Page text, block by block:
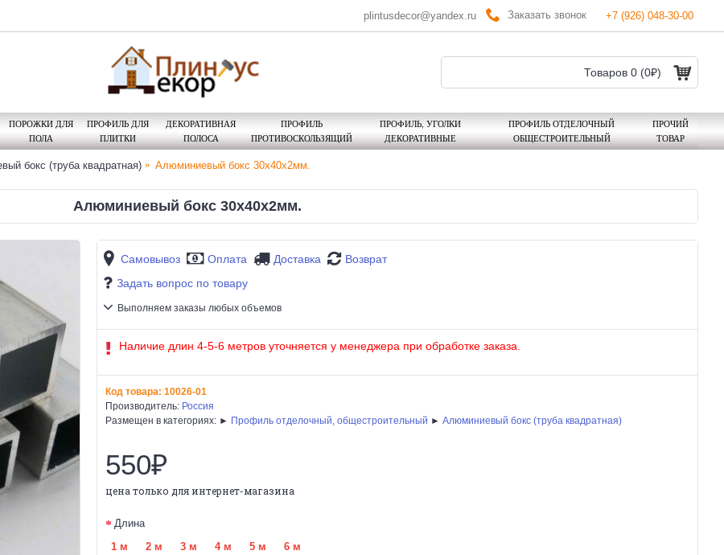
plintusdecor@yandex.ru Заказать звонок +7 (926) 048-30-00
Товаров 0 (0₽)
ПОРОЖКИ ДЛЯ
ПОЛА
ПРОФИЛЬ ДЛЯ
ПЛИТКИ
ДЕКОРАТИВНАЯ
ПОЛОСА
ПРОФИЛЬ
ПРОТИВОСКОЛЬЗЯЩИЙ
ПРОФИЛЬ, УГОЛКИ
ДЕКОРАТИВНЫЕ
ПРОФИЛЬ ОТДЕЛОЧНЫЙ
ОБЩЕСТРОИТЕЛЬНЫЙ
ПРОЧИЙ
ТОВАР
бокс (труба квадратная) Алюминиевый бокс 30х40х2мм.
Алюминиевый бокс 30х40х2мм.
Самовывоз Оплата Доставка
Возврат
Задать вопрос по товару
Выполняем заказы любых объемов
Наличие длин 4-5-6 метров уточняется у менеджера при обработке заказа.
Код товара: 10026-01
Производитель: Россия
Размещен в категориях: ► Профиль отделочный, общестроительный ► Алюминиевый бокс (труба квадратная)
550₽
цена только для интернет-магазина
Длина
1 м
2 м 3 м 4 м 5 м 6 м